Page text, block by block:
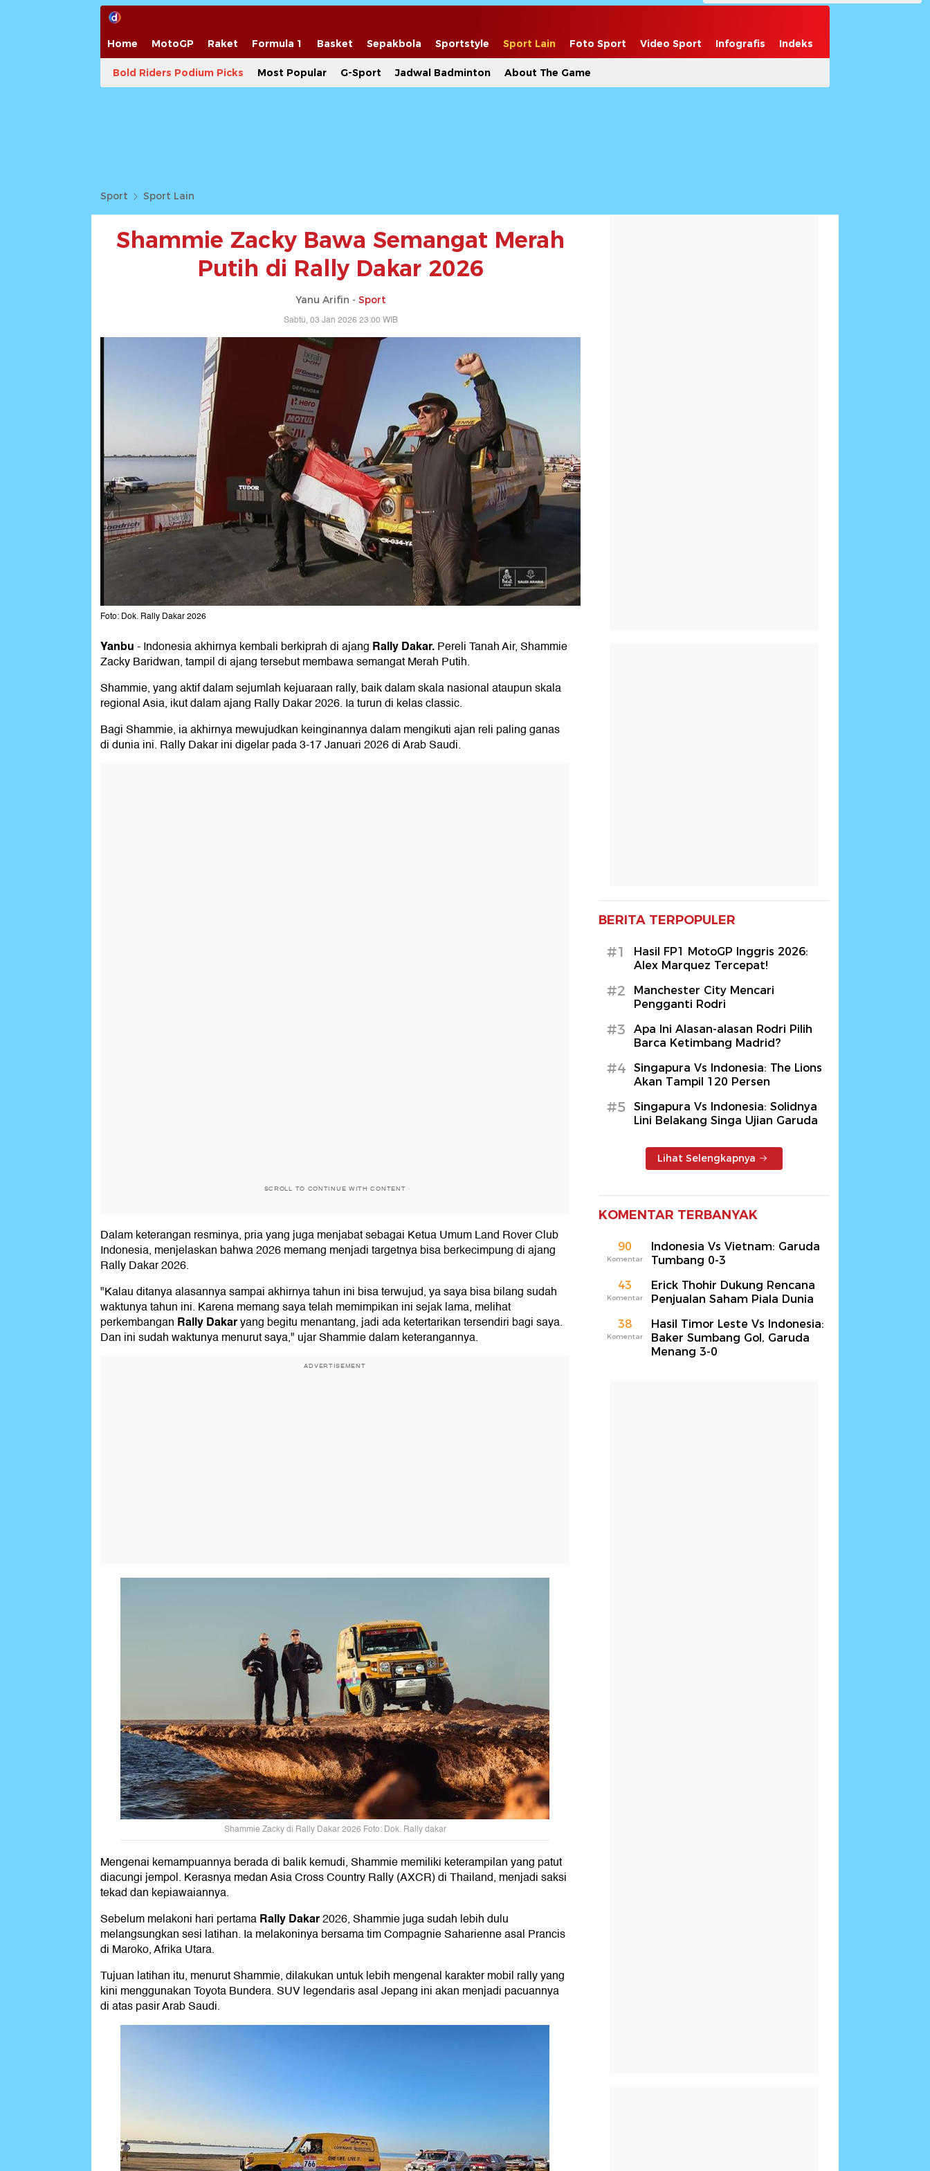
Home MotoGP Raket Formula 1 Basket Sepakbola Sportstyle Sport Lain Foto Sport Video Sport Infografis Indeks
Bold Riders Podium Picks Most Popular G-Sport Jadwal Badminton About The Game
Sport Sport Lain
Shammie Zacky Bawa Semangat Merah
Putih di Rally Dakar 2026
Yanu Arifin - Sport
Sabtu, 03 Jan 2026 23:00 WIB
Foto: Dok. Rally Dakar 2026
Yanbu-Indonesia akhirnya kembali berkiprah di ajang Rally Dakar.Pereli Tanah Air, Shammie
Zacky Baridwan, tampil di ajang tersebut membawa semangat Merah Putih.
Shammie, yang aktif dalam sejumlah kejuaraan rally, baik dalam skala nasional ataupun skala
regional Asia, ikut dalam ajang Rally Dakar 2026. Ia turun di kelas classic.
Bagi Shammie, ia akhirnya mewujudkan keinginannya dalam mengikuti ajan reli paling ganas
di dunia ini. Rally Dakar ini digelar pada 3-17 Januari 2026 di Arab Saudi.
SCROLL TO CONTINUE WITH CONTENT
Dalam keterangan resminya, pria yang juga menjabat sebagai Ketua Umum Land Rover Club
Indonesia, menjelaskan bahwa 2026 memang menjadi targetnya bisa berkecimpung di ajang
Rally Dakar 2026.
"Kalau ditanya alasannya sampai akhirnya tahun ini bisa terwujud, ya saya bisa bilang sudah
waktunya tahun ini. Karena memang saya telah memimpikan ini sejak lama, melihat
perkembangan Rally Dakaryang begitu menantang, jadi ada ketertarikan tersendiri bagi saya.
Dan ini sudah waktunya menurut saya," ujar Shammie dalam keterangannya.
ADVERTISEMENT
Shammie Zacky di Rally Dakar 2026 Foto: Dok. Rally dakar
Mengenai kemampuannya berada di balik kemudi, Shammie memiliki keterampilan yang patut
diacungi jempol. Kerasnya medan Asia Cross Country Rally (AXCR) di Thailand, menjadi saksi
tekad dan kepiawaiannya.
Sebelum melakoni hari pertamaRally Dakar2026, Shammie juga sudah lebih dulu
melangsungkan sesi latihan. Ia melakoninya bersama tim Compagnie Saharienne asal Prancis
di Maroko, Afrika Utara.
Tujuan latihan itu, menurut Shammie, dilakukan untuk lebih mengenal karakter mobil rally yang
kini menggunakan Toyota Bundera. SUV legendaris asal Jepang ini akan menjadi pacuannya
di atas pasir Arab Saudi.
BERITA TERPOPULER
#1
Hasil FP1 MotoGP Inggris 2026:
Alex Marquez Tercepat!
#2
Manchester City Mencari
Pengganti Rodri
#3
Apa Ini Alasan-alasan Rodri Pilih
Barca Ketimbang Madrid?
#4
Singapura Vs Indonesia: The Lions
Akan Tampil 120 Persen
#5
Singapura Vs Indonesia: Solidnya
Lini Belakang Singa Ujian Garuda
Lihat Selengkapnya
KOMENTAR TERBANYAK
90
Komentar
Indonesia Vs Vietnam: Garuda
Tumbang 0-3
43
Komentar
Erick Thohir Dukung Rencana
Penjualan Saham Piala Dunia
38
Komentar
Hasil Timor Leste Vs Indonesia:
Baker Sumbang Gol, Garuda
Menang 3-0